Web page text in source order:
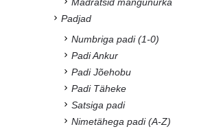
Padjad
Numbriga padi (1-0)
Padi Ankur
Padi Jõehobu
Padi Täheke
Satsiga padi
Nimetähega padi (A-Z)